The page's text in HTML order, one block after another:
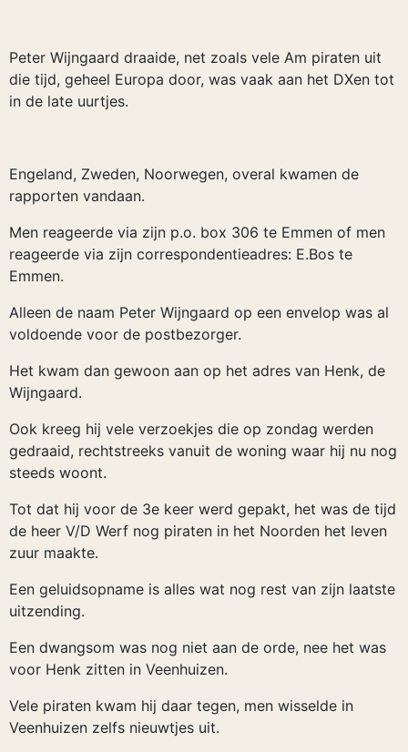
Peter Wijngaard draaide, net zoals vele Am piraten uit
die tijd, geheel Europa door, was vaak aan het DXen tot
in de late uurtjes.
Engeland, Zweden, Noorwegen, overal kwamen de
rapporten vandaan.
Men reageerde via zijn p.o. box 306 te Emmen of men
reageerde via zijn correspondentieadres: E.Bos te
Emmen.
Alleen de naam Peter Wijngaard op een envelop was al
voldoende voor de postbezorger.
Het kwam dan gewoon aan op het adres van Henk, de
Wijngaard.
Ook kreeg hij vele verzoekjes die op zondag werden
gedraaid, rechtstreeks vanuit de woning waar hij nu nog
steeds woont.
Tot dat hij voor de 3e keer werd gepakt, het was de tijd
de heer V/D Werf nog piraten in het Noorden het leven
zuur maakte.
Een geluidsopname is alles wat nog rest van zijn laatste
uitzending.
Een dwangsom was nog niet aan de orde, nee het was
voor Henk zitten in Veenhuizen.
Vele piraten kwam hij daar tegen, men wisselde in
Veenhuizen zelfs nieuwtjes uit.